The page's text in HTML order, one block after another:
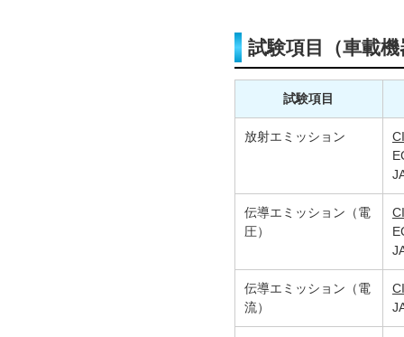
試験項目（車載機
試験項目
放射エミッション
伝導エミッション（電
圧）
伝導エミッション（電
流）